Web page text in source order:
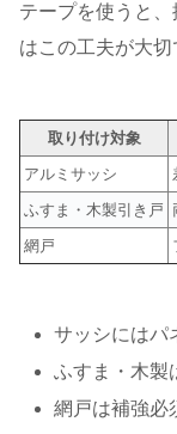
テープを使うと
はこの工夫が大切
取り付け対象
アルミサッシ
ふすま・木製引き戸
網戸
サッシにはパ
ふすま・木製
網戸は補強必